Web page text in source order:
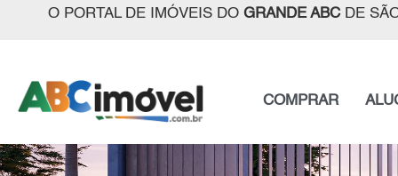
O PORTAL DE IMÓVEIS DO GRANDE ABCDE
COMPRAR